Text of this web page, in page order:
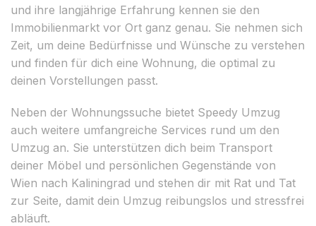
und ihre langjährige Erfahrung kennen sie den
Immobilienmarkt vor Ort ganz genau. Sie nehmen sich
Zeit, um deine Bedürfnisse und Wünsche zu verstehen
und finden für dich eine Wohnung, die optimal zu
deinen Vorstellungen passt.
Neben der Wohnungssuche bietet Speedy Umzug
auch weitere umfangreiche Services rund um den
Umzug an. Sie unterstützen dich beim Transport
deiner Möbel und persönlichen Gegenstände von
Wien nach Kaliningrad und stehen dir mit Rat und Tat
zur Seite, damit dein Umzug reibungslos und stressfrei
abläuft.